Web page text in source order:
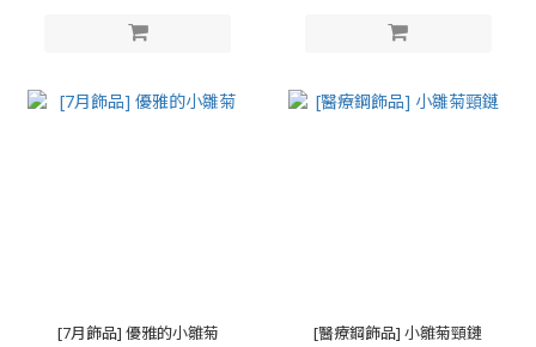
[7月飾品] 優雅的小雛菊 [醫療鋼飾品] 小雛菊頸鏈